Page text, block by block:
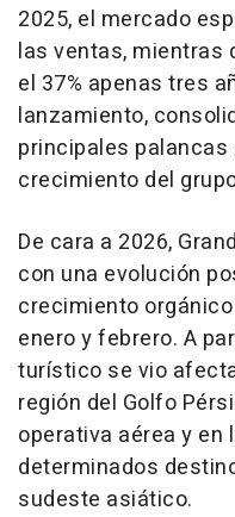
2025, el mercado
las ventas, mientras
el 37% apenas tres
lanzamiento,
principales
crecimiento del
De cara a 2026,
con una evolución
crecimiento
enero y febrero. A
turístico se vio
región del Golfo
operativa aérea y en
determinados
sudeste asiático.